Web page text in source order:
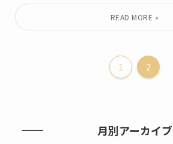
1 2
月別アーカイブ